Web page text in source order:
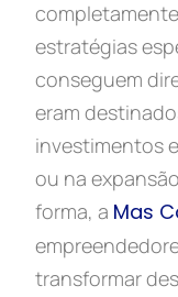
estratégias
conseguem
eram
investimentos
ou na
forma, a Mas
transformar